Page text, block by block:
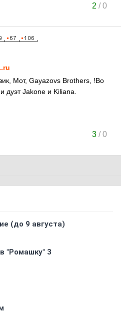
2 /0
Мот, Gayazovs Brothers, !Во
дуэт Jakone и Kiliana.
3/0
(до 9 августа)
"Ромашку" 3